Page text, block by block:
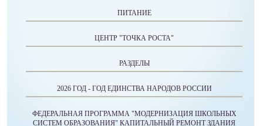
ПИТАНИЕ
ЦЕНТР "ТОЧКА РОСТА"
РАЗДЕЛЫ
2026 ГОД - ГОД ЕДИНСТВА НАРОДОВ РОССИИ
ФЕДЕРАЛЬНАЯ ПРОГРАММА "МОДЕРНИЗАЦИЯ ШКОЛЬНЫХ
СИСТЕМ ОБРАЗОВАНИЯ" КАПИТАЛЬНЫЙ РЕМОНТ ЗДАНИЯ